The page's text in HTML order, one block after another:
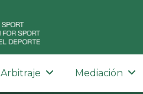
Arbitraje Mediación